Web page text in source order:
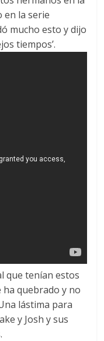
en la serie
mucho esto y dijo
tiempos’.
que tenían estos
ha quebrado y no
lástima para
y Josh y sus